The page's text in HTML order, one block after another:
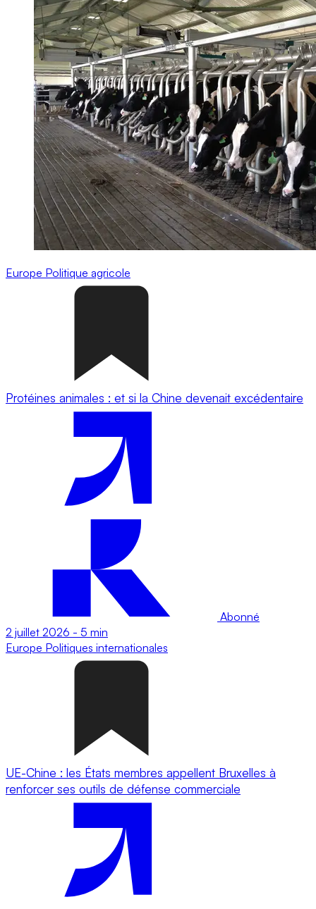
Europe Politique agricole
Protéines animales : et si la Chine devenait excédentaire
Abonné
2 juillet 2026 - 5 min
Europe Politiques internationales
UE-Chine : les États membres appellent Bruxelles à
renforcer ses outils de défense commerciale